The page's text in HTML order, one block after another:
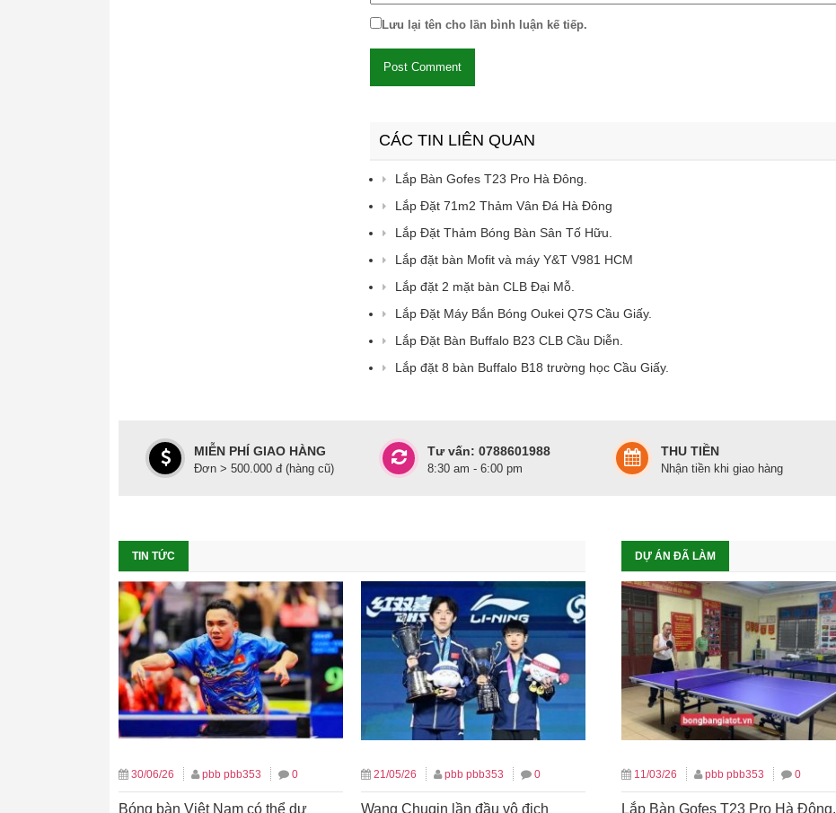
Lưu lại tên cho lần bình luận kế tiếp.
CÁC TIN LIÊN QUAN
Lắp Bàn Gofes T23 Pro Hà Đông.
Lắp Đặt 71m2 Thảm Vân Đá Hà Đông
Lắp Đặt Thảm Bóng Bàn Sân Tố Hữu.
Lắp đặt bàn Mofit và máy Y&T V981 HCM
Lắp đặt 2 mặt bàn CLB Đại Mỗ.
Lắp Đặt Máy Bắn Bóng Oukei Q7S Cầu Giấy.
Lắp Đặt Bàn Buffalo B23 CLB Cầu Diễn.
Lắp đặt 8 bàn Buffalo B18 trường học Cầu Giấy.
MIỄN PHÍ GIAO HÀNG
Đơn > 500.000 đ (hàng cũ)
Tư vấn: 0788601988
8:30 am - 6:00 pm
THU TIỀN
Nhận tiền khi giao hàng
TIN TỨC
30/06/26 pbb pbb353 0
Bóng bàn Việt Nam có thể dự
21/05/26 pbb pbb353 0
Wang Chuqin lần đầu vô địch
DỰ ÁN ĐÃ LÀM
11/03/26 pbb pbb353 0
Lắp Bàn Gofes T23 Pro Hà Đông.